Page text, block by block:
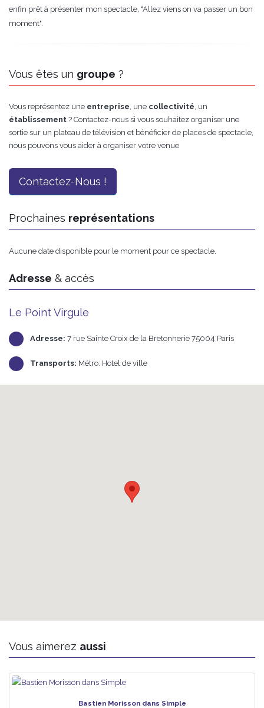
enfin prêt à présenter mon spectacle, "Allez viens on va passer un bon
moment".
Vous êtes un groupe ?
Vous représentez une entreprise, une collectivité, un
établissement ? Contactez-nous si vous souhaitez organiser une
sortie sur un plateau de télévision et bénéficier de places de spectacle,
nous pouvons vous aider à organiser votre venue
Contactez-Nous !
Prochaines représentations
Aucune date disponible pour le moment pour ce spectacle.
Adresse & accès
Le Point Virgule
Adresse: 7 rue Sainte Croix de la Bretonnerie 75004 Paris
Transports: Métro: Hotel de ville
Vous aimerez aussi
Bastien Morisson dans Simple